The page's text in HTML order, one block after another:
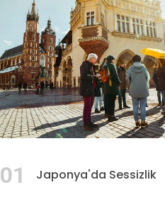
01 Japonya'da Sessizlik